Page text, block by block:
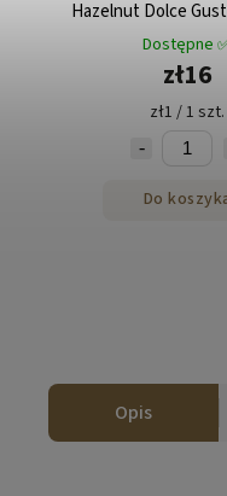
Hazelnut Dolce
Dostępne
zł16
zł1 / 1 szt.
Do
Opis